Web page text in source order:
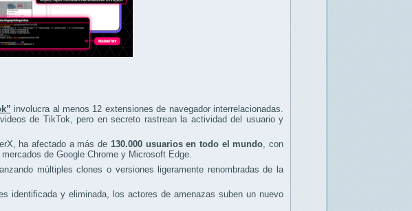
involucra al menos 12 extensiones de navegador interrelacionadas.
de TikTok, pero en secreto rastrean la actividad del usuario y
ha afectado a más de 130.000 usuarios en todo el mundo, con
de Google Chrome y Microsoft Edge.
múltiples clones o versiones ligeramente renombradas de la
identificada y eliminada, los actores de amenazas suben un nuevo